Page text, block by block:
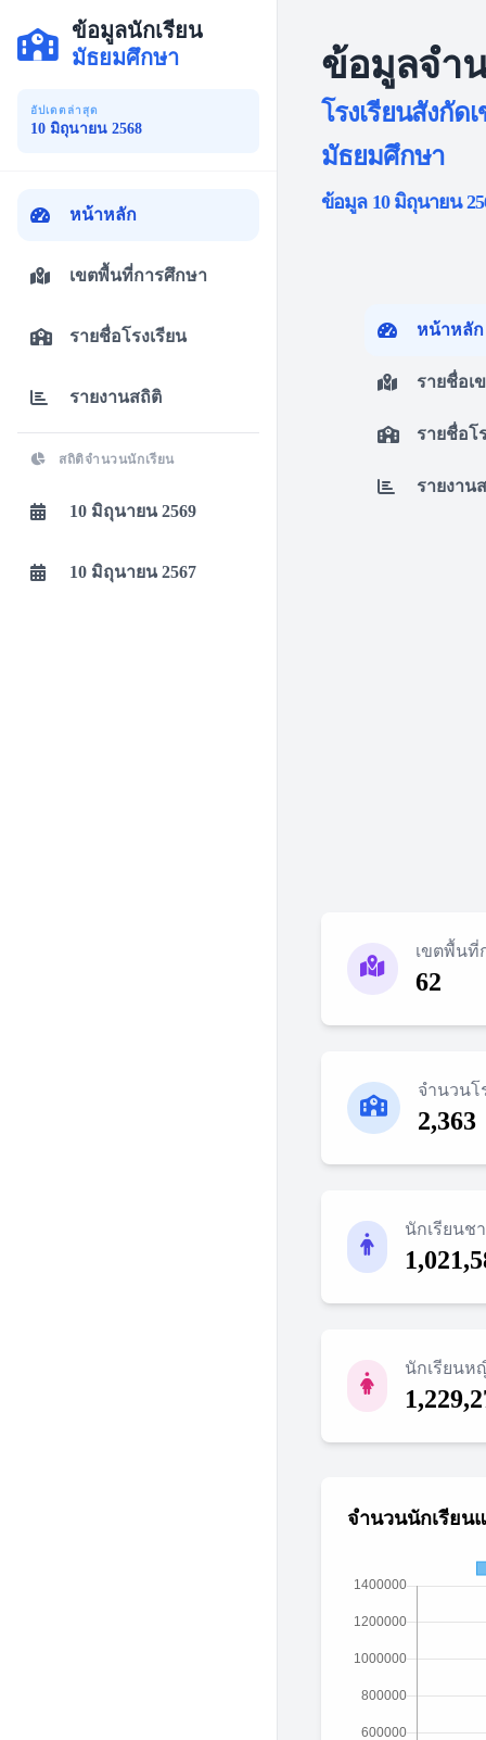
ข้อมูลจำ
โรงเรียนสังกัด
มัธยมศึกษา
ข้อมูล 10 มิถุนายน
หน้าหลัก
รายชื่อเ
รายชื่อโ
รายงาน
เขตพื้นที่
62
จำนวนโ
2,363
นักเรียนช
นักเรียนห
จำนวนนักเรียน
ข้อมูลนักเรียน
มัธยมศึกษา
อัปเดตล่าสุด
10 มิถุนายน 2568
หน้าหลัก
เขตพื้นที่การศึกษา
รายชื่อโรงเรียน
รายงานสถิติ
สถิติจำนวนนักเรียน
10 มิถุนายน 2569
10 มิถุนายน 2567